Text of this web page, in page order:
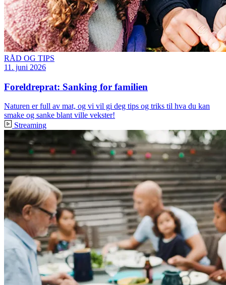
RÅD OG TIPS
11. juni 2026
Foreldreprat: Sanking for familien
Naturen er full av mat, og vi vil gi deg tips og triks til hva du kan
smake og sanke blant ville vekster!
Streaming